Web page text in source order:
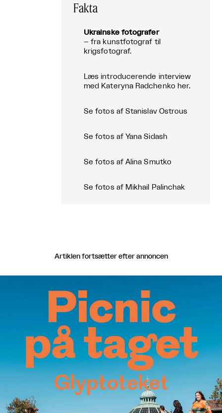
Fakta
Ukrainske fotografer
– fra kunstfotograf til
krigsfotograf.
Læs introducerende interview
med Kateryna Radchenko her.
Se fotos af Stanislav Ostrous
Se fotos af Yana Sidash
Se fotos af Alina Smutko
Se fotos af Mikhail Palinchak
Artiklen fortsætter efter annoncen